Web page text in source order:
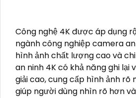
Công nghệ 4K được áp dụng
ngành công nghiệp camera
hình ảnh chất lượng cao và
an ninh 4K có khả năng ghi lại
giải cao, cung cấp hình ảnh rõ
giúp người dùng nhìn rõ hơn